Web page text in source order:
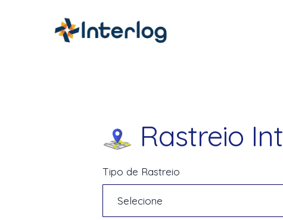
Rastreio
Tipo de Rastreio